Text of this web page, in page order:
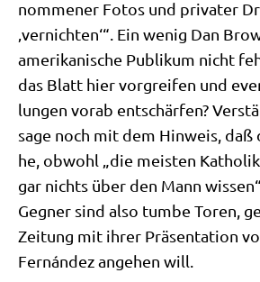
nom­me­ner Fotos und pri­va­ter
‚ver­nich­ten‘“. Ein wenig Dan
ame­ri­ka­ni­sche Publi­kum nicht
das Blatt hier vor­grei­fen und
lun­gen vor­ab ent­schär­fen?
sa­ge noch mit dem Hin­weis, daß
he, obwohl „die mei­sten
gar nichts über den Mann
Geg­ner sind also tum­be Toren,
Zei­tung mit ihrer Prä­sen­ta­ti­on
Fernán­dez ange­hen will.